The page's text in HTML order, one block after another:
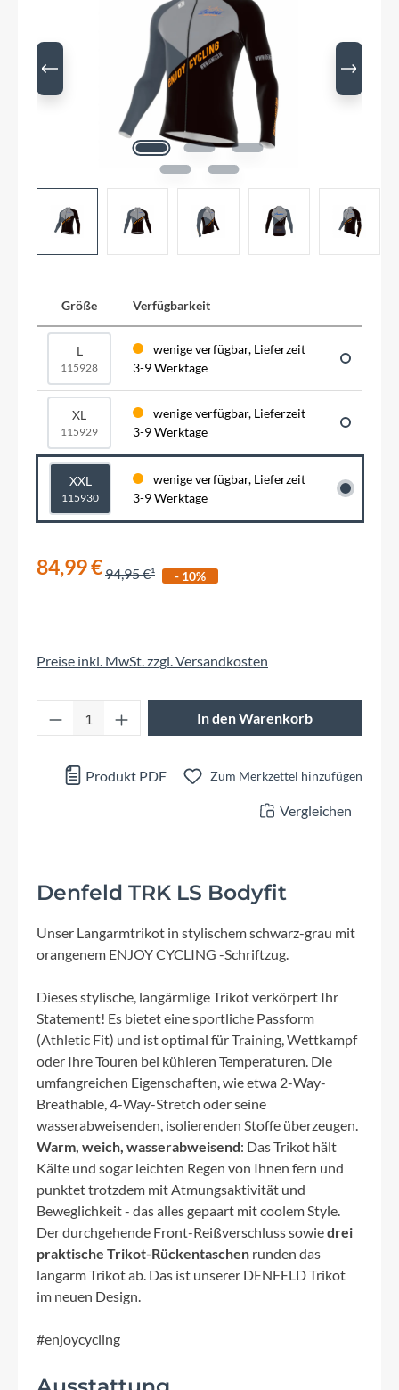
Größe Verfügbarkeit
L
115928
wenige verfügbar, Lieferzeit
3-9 Werktage
XL
115929
wenige verfügbar, Lieferzeit
3-9 Werktage
XXL
115930
wenige verfügbar, Lieferzeit
3-9 Werktage
84,99 €94,95 € - 10%
Preise inkl. MwSt. zzgl. Versandkosten
Produkt Anzahl: Gib den gewünschten
In den Warenkorb
Produkt PDF Zum Merkzettel hinzufügen
Vergleichen
Denfeld TRK LS Bodyfit
Unser Langarmtrikot in stylischem schwarz-grau mit
orangenem ENJOY CYCLING -Schriftzug.
Dieses stylische, langärmlige Trikot verkörpert Ihr
Statement! Es bietet eine sportliche Passform
(Athletic Fit) und ist optimal für Training, Wettkampf
oder Ihre Touren bei kühleren Temperaturen. Die
umfangreichen Eigenschaften, wie etwa 2-Way-
Breathable, 4-Way-Stretch oder seine
wasserabweisenden, isolierenden Stoffe überzeugen.
Warm, weich, wasserabweisend: Das Trikot hält
Kälte und sogar leichten Regen von Ihnen fern und
punktet trotzdem mit Atmungsaktivität und
Beweglichkeit - das alles gepaart mit coolem Style.
Der durchgehende Front-Reißverschluss sowiedrei
praktische Trikot-Rückentaschen runden das
langarm Trikot ab. Das ist unserer DENFELD Trikot
im neuen Design.
#enjoycycling